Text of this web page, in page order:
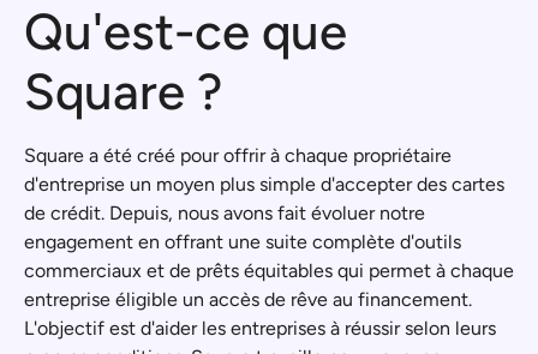
Qu'est-ce que
Square ?
Square a été créé pour offrir à chaque propriétaire
d'entreprise un moyen plus simple d'accepter des cartes
de crédit. Depuis, nous avons fait évoluer notre
engagement en offrant une suite complète d'outils
commerciaux et de prêts équitables qui permet à chaque
entreprise éligible un accès de rêve au financement.
L'objectif est d'aider les entreprises à réussir selon leurs